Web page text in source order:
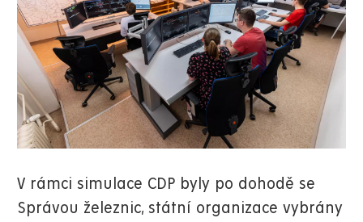
V rámci simulace CDP byly po dohodě se
Správou železnic, státní organizace vybrány